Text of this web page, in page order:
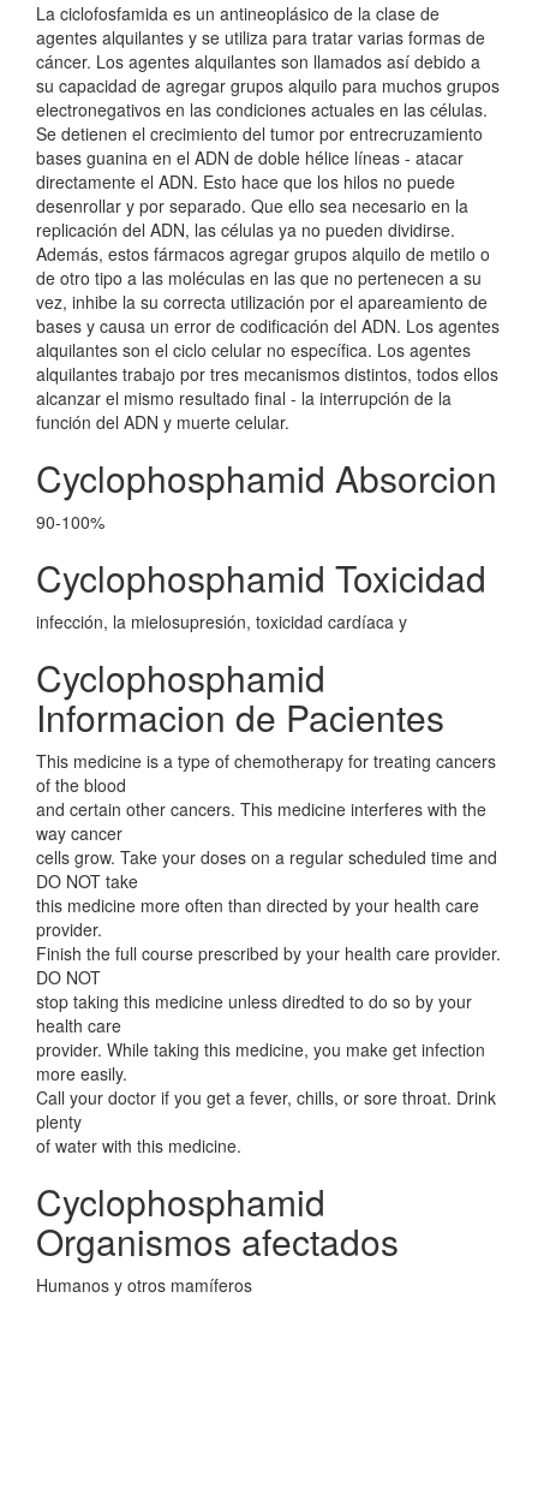
La ciclofosfamida es un antineoplásico de la clase de
agentes alquilantes y se utiliza para tratar varias formas de
cáncer. Los agentes alquilantes son llamados así debido a
su capacidad de agregar grupos alquilo para muchos grupos
electronegativos en las condiciones actuales en las células.
Se detienen el crecimiento del tumor por entrecruzamiento
bases guanina en el ADN de doble hélice líneas - atacar
directamente el ADN. Esto hace que los hilos no puede
desenrollar y por separado. Que ello sea necesario en la
replicación del ADN, las células ya no pueden dividirse.
Además, estos fármacos agregar grupos alquilo de metilo o
de otro tipo a las moléculas en las que no pertenecen a su
vez, inhibe la su correcta utilización por el apareamiento de
bases y causa un error de codificación del ADN. Los agentes
alquilantes son el ciclo celular no específica. Los agentes
alquilantes trabajo por tres mecanismos distintos, todos ellos
alcanzar el mismo resultado final - la interrupción de la
función del ADN y muerte celular.
Cyclophosphamid Absorcion
90-100%
Cyclophosphamid Toxicidad
infección, la mielosupresión, toxicidad cardíaca y
Cyclophosphamid
Informacion de Pacientes
This medicine is a type of chemotherapy for treating cancers
of the blood
and certain other cancers. This medicine interferes with the
way cancer
cells grow. Take your doses on a regular scheduled time and
DO NOT take
this medicine more often than directed by your health care
provider.
Finish the full course prescribed by your health care provider.
DO NOT
stop taking this medicine unless diredted to do so by your
health care
provider. While taking this medicine, you make get infection
more easily.
Call your doctor if you get a fever, chills, or sore throat. Drink
plenty
of water with this medicine.
Cyclophosphamid
Organismos afectados
Humanos y otros mamíferos